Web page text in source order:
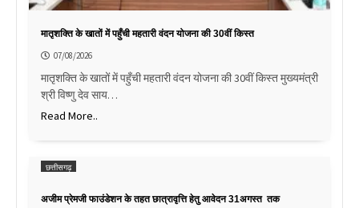
मातृशक्ति के खातों में पहुँची महतारी वंदन योजना की 30वीं किस्त
07/08/2026
मातृशक्ति के खातों में पहुँची महतारी वंदन योजना की 30वीं किस्त मुख्यमंत्री
श्री विष्णु देव साय…
Read More..
छत्तीसगढ़
अजीम प्रेमजी फाउंडेशन के तहत छात्रावृत्ति हेतु आवेदन 31अगस्त तक